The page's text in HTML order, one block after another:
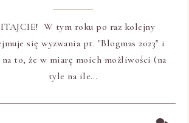
W tym roku po raz kolejny
się wyzwania pt. "Blogmas 2023" i
to, że w miarę moich możliwości (na
tyle na ile…